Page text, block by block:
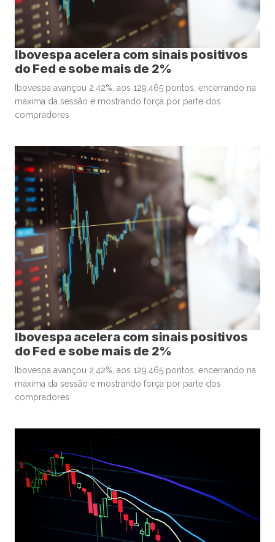
Ibovespa acelera com sinais positivos
do Fed e sobe mais de 2%
Ibovespa avançou 2,42%, aos 129.465 pontos, encerrando na
máxima da sessão e mostrando força por parte dos
compradores
Ibovespa acelera com sinais positivos
do Fed e sobe mais de 2%
Ibovespa avançou 2,42%, aos 129.465 pontos, encerrando na
máxima da sessão e mostrando força por parte dos
compradores